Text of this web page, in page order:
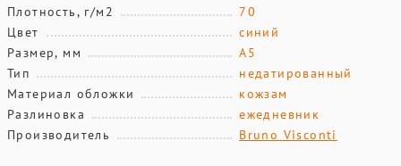
Плотность, г/м2
70
Цвет
синий
Размер, мм
А5
Тип
недатированный
Материал обложки
кожзам
Разлиновка
ежедневник
Производитель
Bruno Visconti